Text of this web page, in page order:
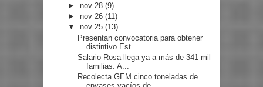
► nov 28(9)
► nov 26(11)
▼ nov 25(13)
Presentan convocatoria para obtener
distintivo Est...
Salario Rosa llega ya a más de 341 mil
familias: A...
Recolecta GEM cinco toneladas de